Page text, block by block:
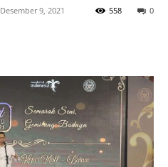
Desember 9, 2021 0
558